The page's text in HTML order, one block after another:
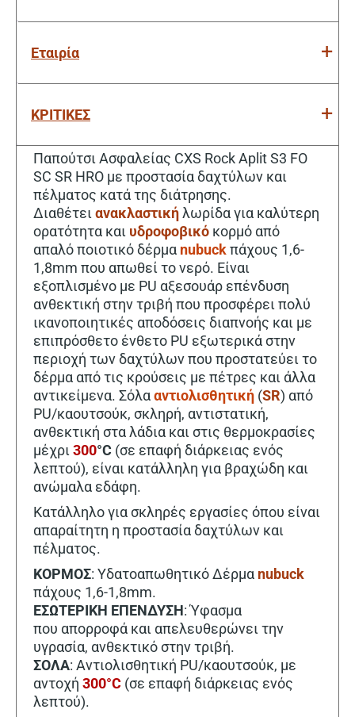
Εταιρία
ΚΡΙΤΙΚΕΣ
Παπούτσι Ασφαλείας CXS Rock Aplit S3 FO
SC SR HRO με προστασία δαχτύλων και
πέλματος κατά της διάτρησης.
Διαθέτει ανακλαστικήλωρίδα για καλύτερη
ορατότητα και υδροφοβικό κορμό από
απαλό ποιοτικό δέρμα nubuckπάχους 1,6-
1,8mm που απωθεί το νερό. Είναι
εξοπλισμένο με PU αξεσουάρ επένδυση
ανθεκτική στην τριβή που προσφέρει πολύ
ικανοποιητικές αποδόσεις διαπνοής και με
επιπρόσθετο ένθετο PU εξωτερικά στην
περιοχή των δαχτύλων που προστατεύει το
δέρμα από τις κρούσεις με πέτρες και άλλα
αντικείμενα. Σόλααντιολισθητική (SR) από
PU/καουτσούκ, σκληρή, αντιστατική,
ανθεκτική στα λάδια και στις θερμοκρασίες
μέχρι 300°C (σε επαφή διάρκειας ενός
λεπτού), είναι κατάλληλη για βραχώδη και
ανώμαλα εδάφη.
Κατάλληλο για σκληρές εργασίες όπου είναι
απαραίτητη η προστασία δαχτύλων και
πέλματος.
ΚΟΡΜΟΣ: Υδατοαπωθητικό Δέρμα nubuck
πάχους 1,6-1,8mm.
ΕΣΩΤΕΡΙΚΗ ΕΠΕΝΔΥΣΗ: Ύφασμα
που απορροφά και απελευθερώνει την
υγρασία, ανθεκτικό στην τριβή.
ΣΟΛΑ: Αντιολισθητική PU/καουτσούκ, με
αντοχή 300°C (σε επαφή διάρκειας ενός
λεπτού).